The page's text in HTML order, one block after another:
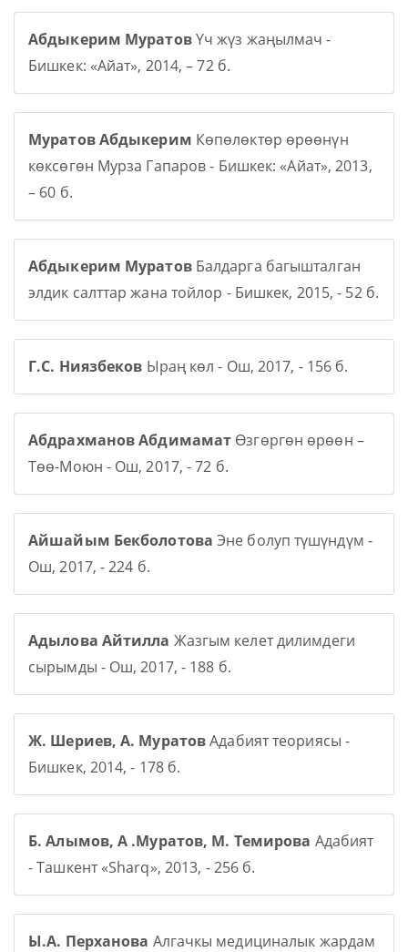
Абдыкерим МуратовҮч жүз жаңылмач -
Бишкек: «Айат», 2014, – 72 б.
Муратов Абдыкерим Көпөлөктөр өрөөнүн
көксөгөн Мурза Гапаров - Бишкек: «Айат», 2013,
– 60 б.
Абдыкерим МуратовБалдарга багышталган
элдик салттар жана тойлор - Бишкек, 2015, - 52 б.
Г.С. Ниязбеков Ыраң көл - Ош, 2017, - 156 б.
Абдрахманов Абдимамат Өзгөргөн өрөөн –
Төө-Моюн - Ош, 2017, - 72 б.
Айшайым Бекболотова Эне болуп түшүндүм -
Ош, 2017, - 224 б.
Адылова Айтилла Жазгым келет дилимдеги
сырымды - Ош, 2017, - 188 б.
Ж. Шериев, А. МуратовАдабият теориясы -
Бишкек, 2014, - 178 б.
Б. Алымов, А .Муратов, М. Темирова Адабият
- Ташкент «Sharq», 2013, - 256 б.
Ы.А. Перханова Алгачкы медициналык жардам